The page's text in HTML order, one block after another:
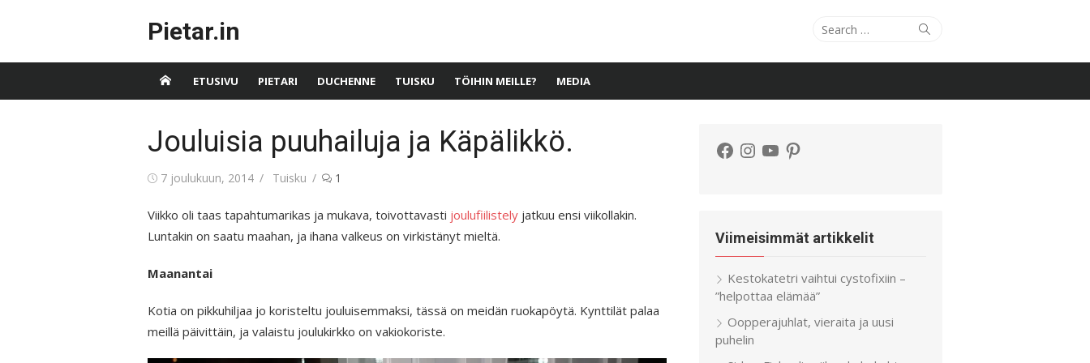
Pietar.in
Search
Search
ETUSIVU PIETARI DUCHENNE TUISKU TÖIHIN MEILLE? MEDIA
Jouluisia puuhailuja ja Käpälikkö.
Posted
7 joulukuun, 2014 Author
Tuisku 1
Viikko oli taas tapahtumarikas ja mukava, toivottavasti joulufiilistely jatkuu ensi viikollakin.
Luntakin on saatu maahan, ja ihana valkeus on virkistänyt mieltä.
Maanantai
Kotia on pikkuhiljaa jo koristeltu jouluisemmaksi, tässä on meidän ruokapöytä. Kynttilät palaa
meillä päivittäin, ja valaistu joulukirkko on vakiokoriste.
Facebook
Instagram
YouTubePinterest
Viimeisimmät artikkelit
Kestokatetri vaihtui cystofixiin –
”helpottaa elämää”
Oopperajuhlat, vieraita ja uusi
puhelin